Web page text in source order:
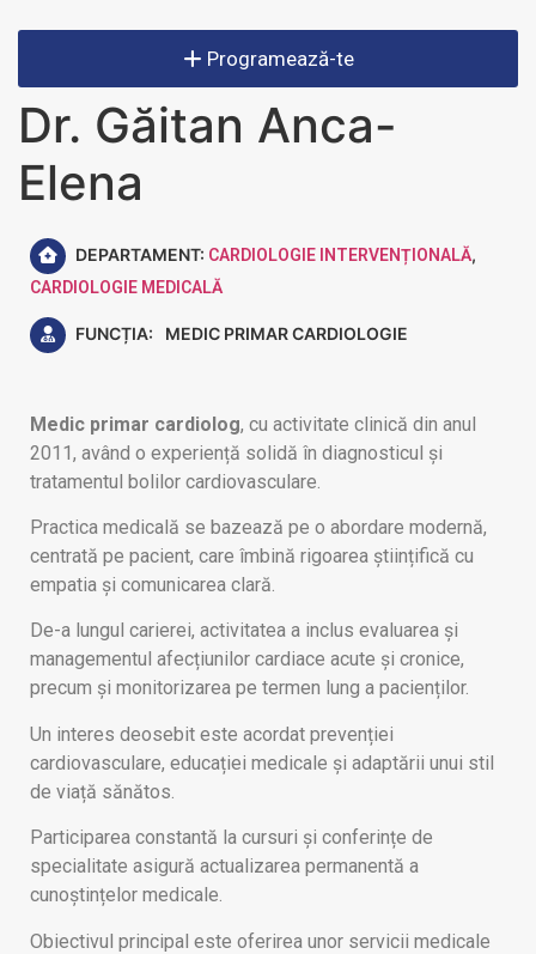
Programează-te
Dr. Găitan Anca-
Elena
DEPARTAMENT: CARDIOLOGIE INTERVENȚIONALĂ,
CARDIOLOGIE MEDICALĂ
FUNCȚIA: MEDIC PRIMAR CARDIOLOGIE
Medic primar cardiolog, cu activitate clinică din anul
2011, având o experiență solidă în diagnosticul și
tratamentul bolilor cardiovasculare.
Practica medicală se bazează pe o abordare modernă,
centrată pe pacient, care îmbină rigoarea științifică cu
empatia și comunicarea clară.
De-a lungul carierei, activitatea a inclus evaluarea și
managementul afecțiunilor cardiace acute și cronice,
precum și monitorizarea pe termen lung a pacienților.
Un interes deosebit este acordat prevenției
cardiovasculare, educației medicale și adaptării unui stil
de viață sănătos.
Participarea constantă la cursuri și conferințe de
specialitate asigură actualizarea permanentă a
cunoștințelor medicale.
Obiectivul principal este oferirea unor servicii medicale